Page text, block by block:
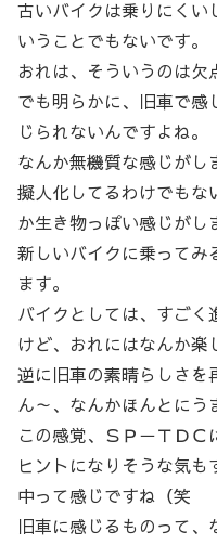
古いバイクは乗りにくい
いうことでもないです。
おれは、そういうのは
でも明らかに、旧車で
じられないんですよね。
なんか無機質な感じがし
擬人化してるわけでもな
か生き物っぽい感じがし
新しいバイクに乗ってみ
ます。
バイクとしては、すご
けど、おれにはなんか楽
逆に旧車の素晴らしさを
ん～、なんかほんとに
この感覚、ＳＰ－ＴＤ
ヒントになりそうな気
中って感じですね（笑
旧車に感じるものって